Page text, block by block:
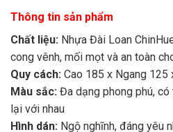
Thông tin sản phẩm
Chất liệu: Nhựa Đài Loan
cong vênh, mối mọt và an toàn
Quy cách: Cao 185 x Ngang 125
Màu sắc: Đa dạng phong phú,
lại với nhau
Hình dán: Ngộ nghĩnh, đáng yêu